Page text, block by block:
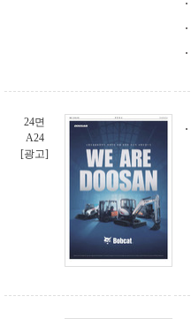
24면
A24
[광고]